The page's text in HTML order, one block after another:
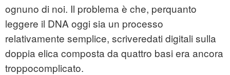
ognuno di noi. Il problema è che, perquanto
leggere il DNA oggi sia un processo
relativamente semplice, scriveredati digitali sulla
doppia elica composta da quattro basi era ancora
troppocomplicato.